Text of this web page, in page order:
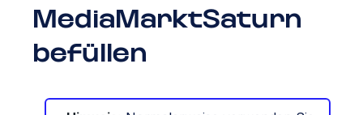
MediaMarktSaturn
befüllen